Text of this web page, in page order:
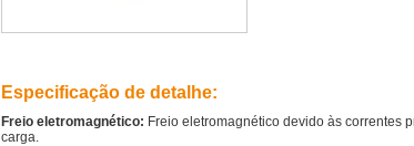
Especificação de detalhe:
Freio eletromagnético: Freio eletromagnético devido às correntes
carga.